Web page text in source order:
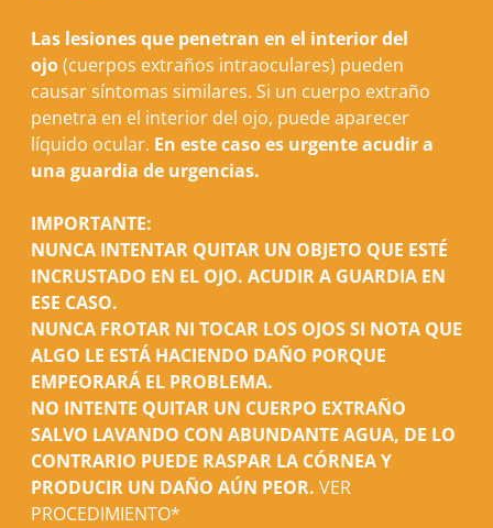
Las lesiones que penetran en el interior del
ojo(cuerpos extraños intraoculares) pueden
causar síntomas similares. Si un cuerpo extraño
penetra en el interior del ojo, puede aparecer
líquido ocular. En este caso es urgente acudir a
una guardia de urgencias.
IMPORTANTE:
NUNCA INTENTAR QUITAR UN OBJETO QUE ESTÉ
INCRUSTADO EN EL OJO. ACUDIR A GUARDIA EN
ESE CASO.
NUNCA FROTAR NI TOCAR LOS OJOS SI NOTA QUE
ALGO LE ESTÁ HACIENDO DAÑO PORQUE
EMPEORARÁ EL PROBLEMA.
NO INTENTE QUITAR UN CUERPO EXTRAÑO
SALVO LAVANDO CON ABUNDANTE AGUA, DE LO
CONTRARIO PUEDE RASPAR LA CÓRNEA Y
PRODUCIR UN DAÑO AÚN PEOR. VER
PROCEDIMIENTO*